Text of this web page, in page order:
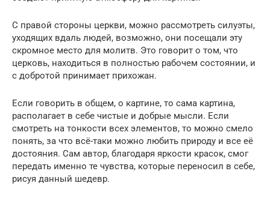
С правой стороны церкви, можно рассмотреть силуэты,
уходящих вдаль людей, возможно, они посещали эту
скромное место для молитв. Это говорит о том, что
церковь, находиться в полностью рабочем состоянии, и
с добротой принимает прихожан.
Если говорить в общем, о картине, то сама картина,
располагает в себе чистые и добрые мысли. Если
смотреть на тонкости всех элементов, то можно смело
понять, за что всё-таки можно любить природу и все её
достояния. Сам автор, благодаря яркости красок, смог
передать именно те чувства, которые переносил в себе,
рисуя данный шедевр.